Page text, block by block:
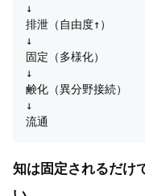
↓
排泄（自由度↑）
↓
固定（多様化）
↓
鹸化（異分野接続）
↓
知は固定されるだけ